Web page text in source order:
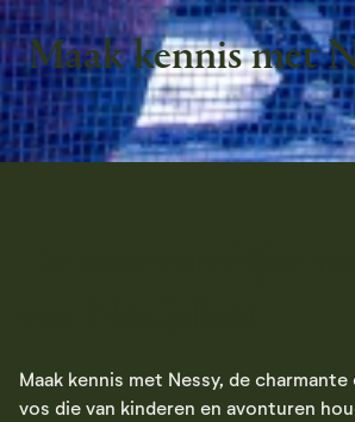
Maak kennis met
Maak kennis met Nessy, de
vos die van kinderen en avonturen